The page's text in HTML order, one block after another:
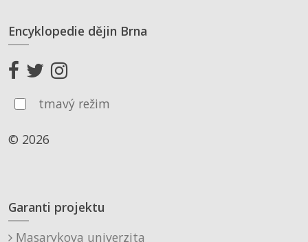
Encyklopedie dějin Brna
tmavý režim
© 2026
Garanti projektu
Masarykova univerzita